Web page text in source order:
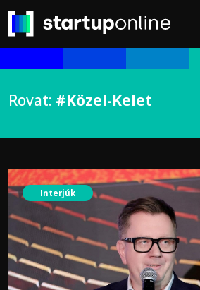
Rovat: #Közel-Kelet
Interjúk